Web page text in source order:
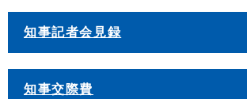
知事記者会見録
知事交際費